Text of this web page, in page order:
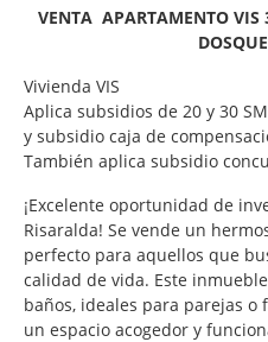
VENTA APARTAMENTO VIS
Vivienda VIS
Aplica subsidios de 20 y 30
y subsidio caja de
También aplica subsidio
¡Excelente oportunidad de
Risaralda! Se vende un
perfecto para aquellos que
calidad de vida. Este
baños, ideales para parejas
un espacio acogedor y